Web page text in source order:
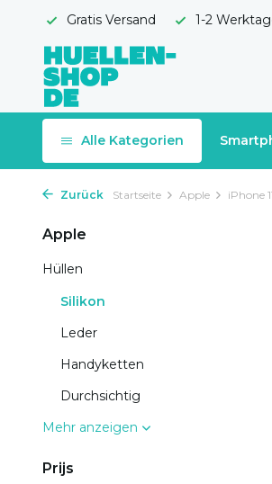
Gratis Versand 1-2
Alle Kategorien
Zurück Startseite Apple iPhone
Apple
Hüllen
Silikon
Leder
Handyketten
Durchsichtig
Mehr anzeigen
Prijs